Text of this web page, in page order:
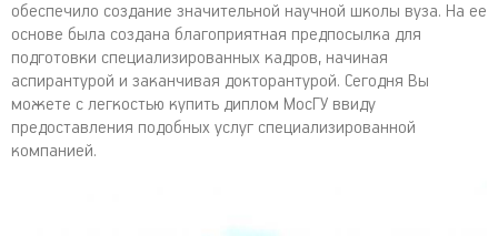
обеспечило создание значительной научной школы вуза. На ее
основе была создана благоприятная предпосылка для
подготовки специализированных кадров, начиная
аспирантурой и заканчивая докторантурой. Сегодня Вы
можете с легкостью купить диплом МосГУ ввиду
предоставления подобных услуг специализированной
компанией.